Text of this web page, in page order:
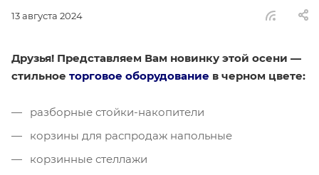
13 августа 2024
Друзья! Представляем Вам новинку этой осени —
стильное торговое оборудование в черном цвете:
разборные стойки-накопители
корзины для распродаж напольные
корзинные стеллажи